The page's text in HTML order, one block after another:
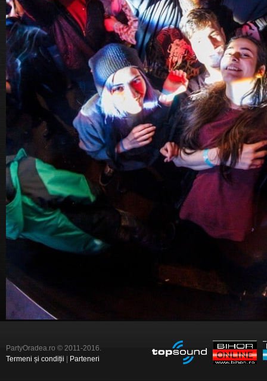
PartyOradea.ro © 2011-2016.
Termeni și condiții
Parteneri